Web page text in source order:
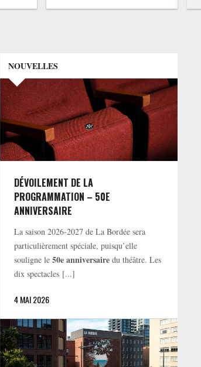
NOUVELLES
DÉVOILEMENT DE LA
PROGRAMMATION – 50E
ANNIVERSAIRE
La saison 2026-2027 de La Bordée sera
particulièrement spéciale, puisqu’elle
souligne le50e anniversaire du théâtre. Les
dix spectacles [...]
4 MAI 2026